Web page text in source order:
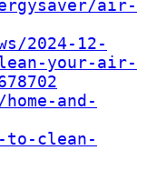
air-
2024-12-
your-air-
and-
to-clean-